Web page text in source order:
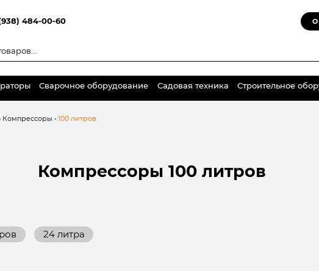
484-00-60 О
Сварочное оборудование Садовая техника Строительное
• Компрессоры • 100 литров
Компрессоры 100 литров
24 литра